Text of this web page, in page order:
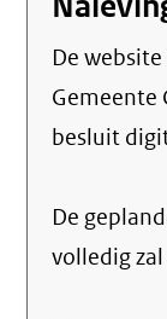
De
Gemeente
besluit
De
volledig